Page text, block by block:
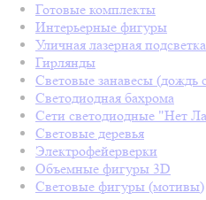
Готовые комплекты
Интерьерные фигуры
Уличная лазерная подсветка
Гирлянды
Световые занавесы (дождь
Светодиодная бахрома
Сети светодиодные "Нет
Световые деревья
Электрофейерверки
Объемные фигуры 3D
Световые фигуры (мотивы)